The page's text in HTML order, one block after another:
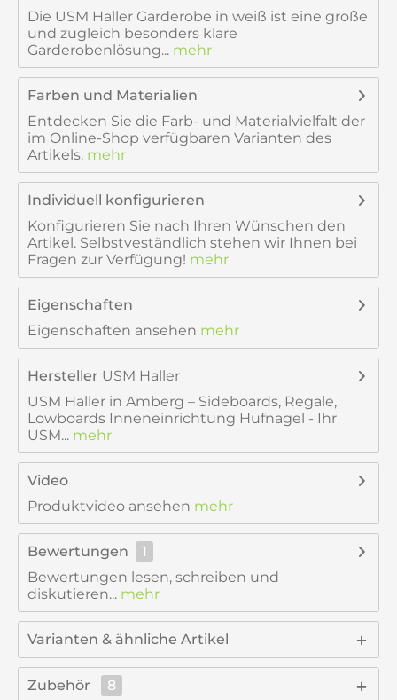
Die USM Haller Garderobe in weiß ist eine große
und zugleich besonders klare
Garderobenlösung... mehr
Farben und Materialien
Entdecken Sie die Farb- und Materialvielfalt der
im Online-Shop verfügbaren Varianten des
Artikels. mehr
Individuell konfigurieren
Konfigurieren Sie nach Ihren Wünschen den
Artikel. Selbstveständlich stehen wir Ihnen bei
Fragen zur Verfügung! mehr
Eigenschaften
Eigenschaften ansehen mehr
Hersteller USM Haller
USM Haller in Amberg – Sideboards, Regale,
Lowboards Inneneinrichtung Hufnagel - Ihr
USM... mehr
Video
Produktvideo ansehen mehr
Bewertungen
1
Bewertungen lesen, schreiben und
diskutieren... mehr
Varianten & ähnliche Artikel
Zubehör 8